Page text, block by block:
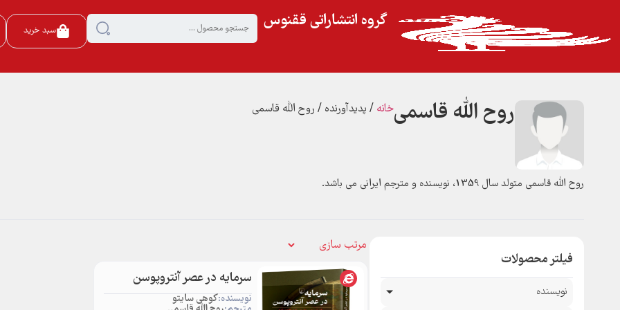
گروه انتشاراتی ققنوس سبد خرید
روح الله قاسمیخانه / پدیدآورنده / روح الله قاسمی
روح الله قاسمی متولد سال 1359، نویسنده و مترجم ایرانی می باشد.
فیلتر محصولات
نویسنده
سرمایه در عصر آنتروپوسن
نویسنده:کوهی سایتو